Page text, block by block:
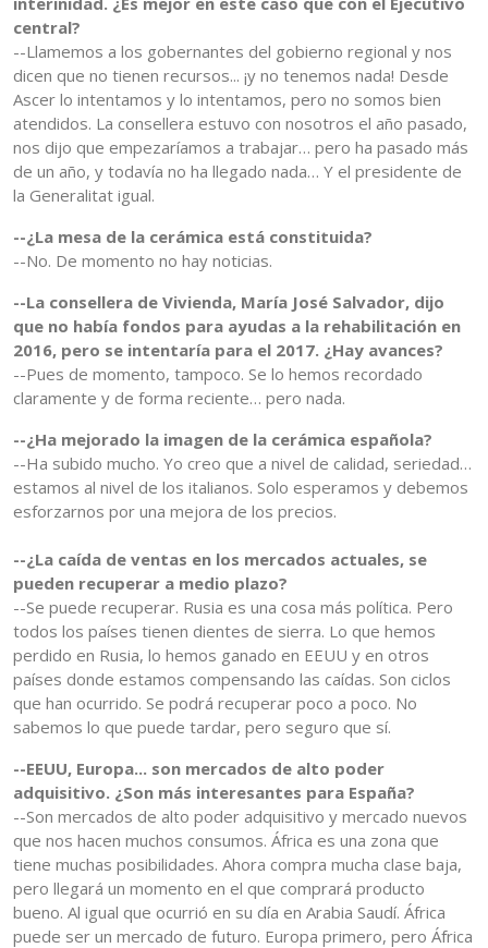
central?
--Llamemos a los gobernantes del gobierno regional y nos
dicen que no tienen recursos... ¡y no tenemos nada! Desde
Ascer lo intentamos y lo intentamos, pero no somos bien
atendidos. La consellera estuvo con nosotros el año pasado,
nos dijo que empezaríamos a trabajar… pero ha pasado más
de un año, y todavía no ha llegado nada… Y el presidente de
la Generalitat igual.
--¿La mesa de la cerámica está constituida?
--No. De momento no hay noticias.
--La consellera de Vivienda, María José Salvador, dijo
que no había fondos para ayudas a la rehabilitación en
2016, pero se intentaría para el 2017. ¿Hay avances?
--Pues de momento, tampoco. Se lo hemos recordado
claramente y de forma reciente… pero nada.
--¿Ha mejorado la imagen de la cerámica española?
--Ha subido mucho. Yo creo que a nivel de calidad, seriedad…
estamos al nivel de los italianos. Solo esperamos y debemos
esforzarnos por una mejora de los precios.
--¿La caída de ventas en los mercados actuales, se
pueden recuperar a medio plazo?
--Se puede recuperar. Rusia es una cosa más política. Pero
todos los países tienen dientes de sierra. Lo que hemos
perdido en Rusia, lo hemos ganado en EEUU y en otros
países donde estamos compensando las caídas. Son ciclos
que han ocurrido. Se podrá recuperar poco a poco. No
sabemos lo que puede tardar, pero seguro que sí.
--EEUU, Europa... son mercados de alto poder
adquisitivo. ¿Son más interesantes para España?
--Son mercados de alto poder adquisitivo y mercado nuevos
que nos hacen muchos consumos. África es una zona que
tiene muchas posibilidades. Ahora compra mucha clase baja,
pero llegará un momento en el que comprará producto
bueno. Al igual que ocurrió en su día en Arabia Saudí. África
puede ser un mercado de futuro. Europa primero, pero África